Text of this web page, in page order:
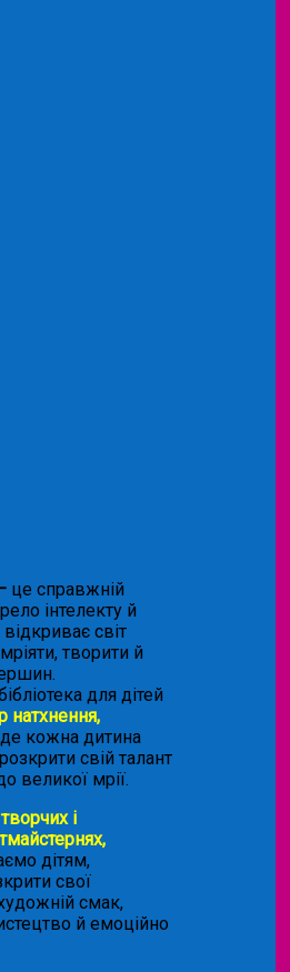
це справжній
інтелекту й
світ
творити й
для дітей
натхнення,
кожна дитина
свій талант
великої мрії.
і
дітям,
свої
смак,
й емоційно